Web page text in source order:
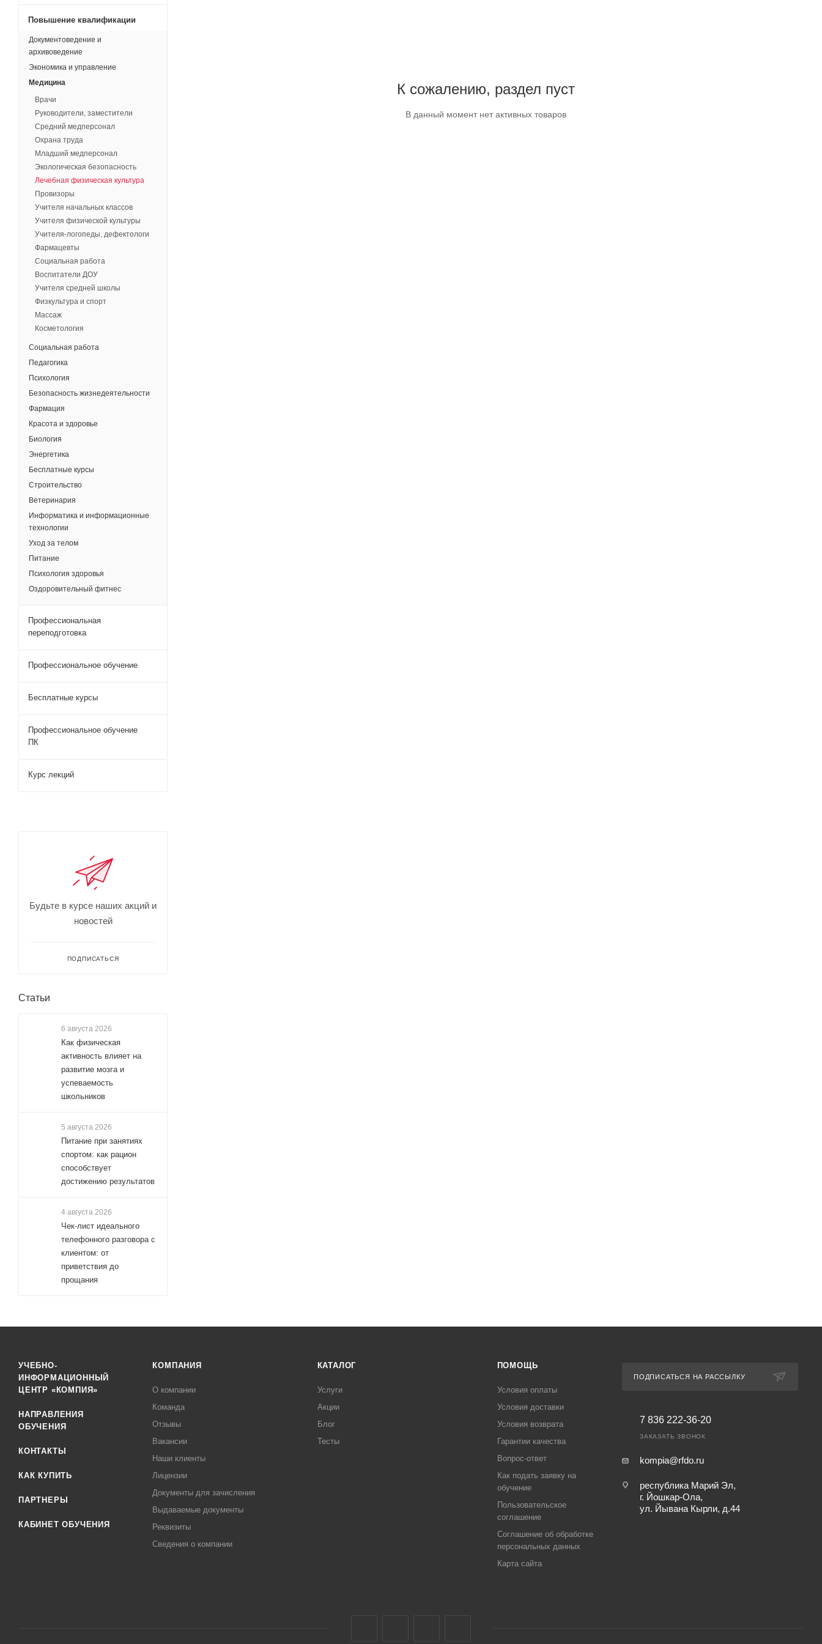
К сожалению, раздел пуст
В данный момент нет активных товаров
Повышение квалификации
Документоведение и
архивоведение
Экономика и управление
Медицина
Врачи
Руководители, заместители
Средний медперсонал
Охрана труда
Младший медперсонал
Экологическая безопасность
Лечебная физическая культура
Провизоры
Учителя начальных классов
Учителя физической культуры
Учителя-логопеды, дефектологи
Фармацевты
Социальная работа
Воспитатели ДОУ
Учителя средней школы
Физкультура и спорт
Массаж
Косметология
Социальная работа
Педагогика
Психология
Безопасность жизнедеятельности
Фармация
Красота и здоровье
Биология
Энергетика
Бесплатные курсы
Строительство
Ветеринария
Информатика и информационные
технологии
Уход за телом
Питание
Психология здоровья
Оздоровительный фитнес
Профессиональная
переподготовка
Профессиональное обучение
Бесплатные курсы
Профессиональное обучение
ПК
Курс лекций
Будьте в курсе наших акций и
новостей
ПОДПИСАТЬСЯ
Статьи
6 августа 2026
Как физическая
активность влияет на
развитие мозга и
успеваемость
школьников
5 августа 2026
Питание при занятиях
спортом: как рацион
способствует
достижению результатов
4 августа 2026
Чек-лист идеального
телефонного разговора с
клиентом: от
приветствия до
прощания
УЧЕБНО-
ИНФОРМАЦИОННЫЙ
ЦЕНТР «КОМПИЯ»
НАПРАВЛЕНИЯ
ОБУЧЕНИЯ
КОНТАКТЫ
КАК КУПИТЬ
ПАРТНЕРЫ
КАБИНЕТ ОБУЧЕНИЯ
КОМПАНИЯ
О компании
Команда
Отзывы
Вакансии
Наши клиенты
Лицензии
Документы для зачисления
Выдаваемые документы
Реквизиты
Сведения о компании
КАТАЛОГ
Услуги
Акции
Блог
Тесты
ПОМОЩЬ
Условия оплаты
Условия доставки
Условия возврата
Гарантии качества
Вопрос-ответ
Как подать заявку на
обучение
Пользовательское
соглашение
Соглашение об обработке
персональных данных
Карта сайта
ПОДПИСАТЬСЯ НА РАССЫЛКУ
7 836 222-36-20
ЗАКАЗАТЬ ЗВОНОК
kompia@rfdo.ru
республика Марий Эл,
г. Йошкар-Ола,
ул. Йывана Кырли, д.44